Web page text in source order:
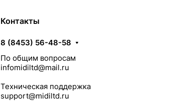
Контакты
8 (8453) 56-48-58
По общим вопросам
infomidiltd@mail.ru
Техническая поддержка
support@midiltd.ru